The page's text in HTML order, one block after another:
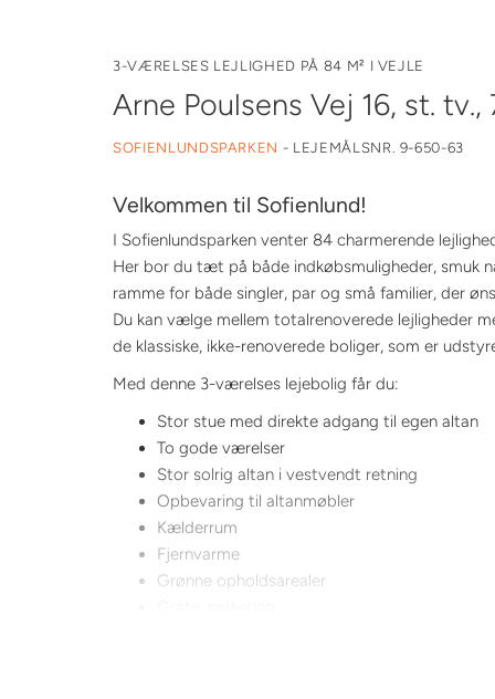
3-VÆRELSES LEJLIGHED PÅ 84 M² I VEJLE
Arne Poulsens Vej 16, st. tv.,
SOFIENLUNDSPARKEN - LEJEMÅLSNR. 9-650-63
Velkommen til Sofienlund!
I Sofienlundsparken venter 84 charmerende
Her bor du tæt på både indkøbsmuligheder, smuk
ramme for både singler, par og små familier, der
Du kan vælge mellem totalrenoverede lejligheder
de klassiske, ikke-renoverede boliger, som er
Med denne 3-værelses lejebolig får du:
Stor stue med direkte adgang til egen altan
To gode værelser
Stor solrig altan i vestvendt retning
Opbevaring til altanmøbler
Kælderrum
Fjernvarme
Grønne opholdsarealer
Læs